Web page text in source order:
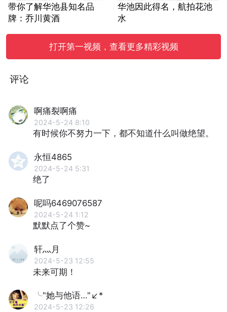
带你了解华池县知名品
牌：乔川黄酒
华池因此得名，航拍花池
水
打开第一视频，查看更多精彩视频
评论
啊痛裂啊痛
2024-5-24 8:10
有时候你不努⼒⼀下，都不知道什么叫做绝望。
永恒4865
2024-5-24 5:31
绝了
呢吗6469076587
2024-5-24 1:12
默默点了个赞~
轩灬月
2024-5-23 12:55
未来可期！
╰"她与他语…"↙*
2024-5-23 12:26